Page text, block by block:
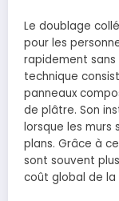
Le doublage
pour les
rapidement
technique
panneaux
de plâtre. Son
lorsque les
plans. Grâce à
sont souvent
coût global de la